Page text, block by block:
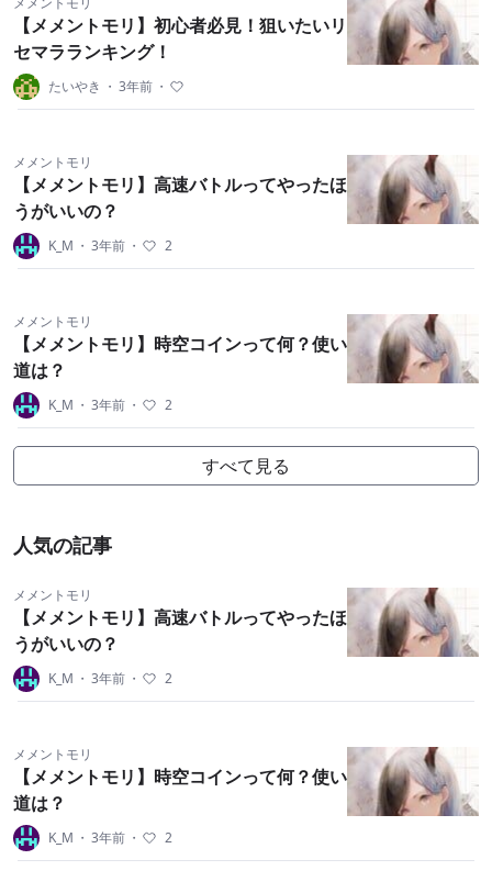
【メメントモリ】初心者必見！狙いたいリ
セマラランキング！
たいやき ・ 3年前 ・
メメントモリ
【メメントモリ】高速バトルってやったほ
うがいいの？
K_M ・ 3年前 ・ 2
メメントモリ
【メメントモリ】時空コインって何？使い
道は？
K_M ・ 3年前 ・ 2
すべて見る
人気の記事
メメントモリ
【メメントモリ】高速バトルってやったほ
うがいいの？
K_M ・ 3年前 ・ 2
メメントモリ
【メメントモリ】時空コインって何？使い
道は？
K_M ・ 3年前 ・ 2